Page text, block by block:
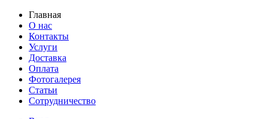
Главная
О нас
Контакты
Услуги
Доставка
Оплата
Фотогалерея
Статьи
Сотрудничество